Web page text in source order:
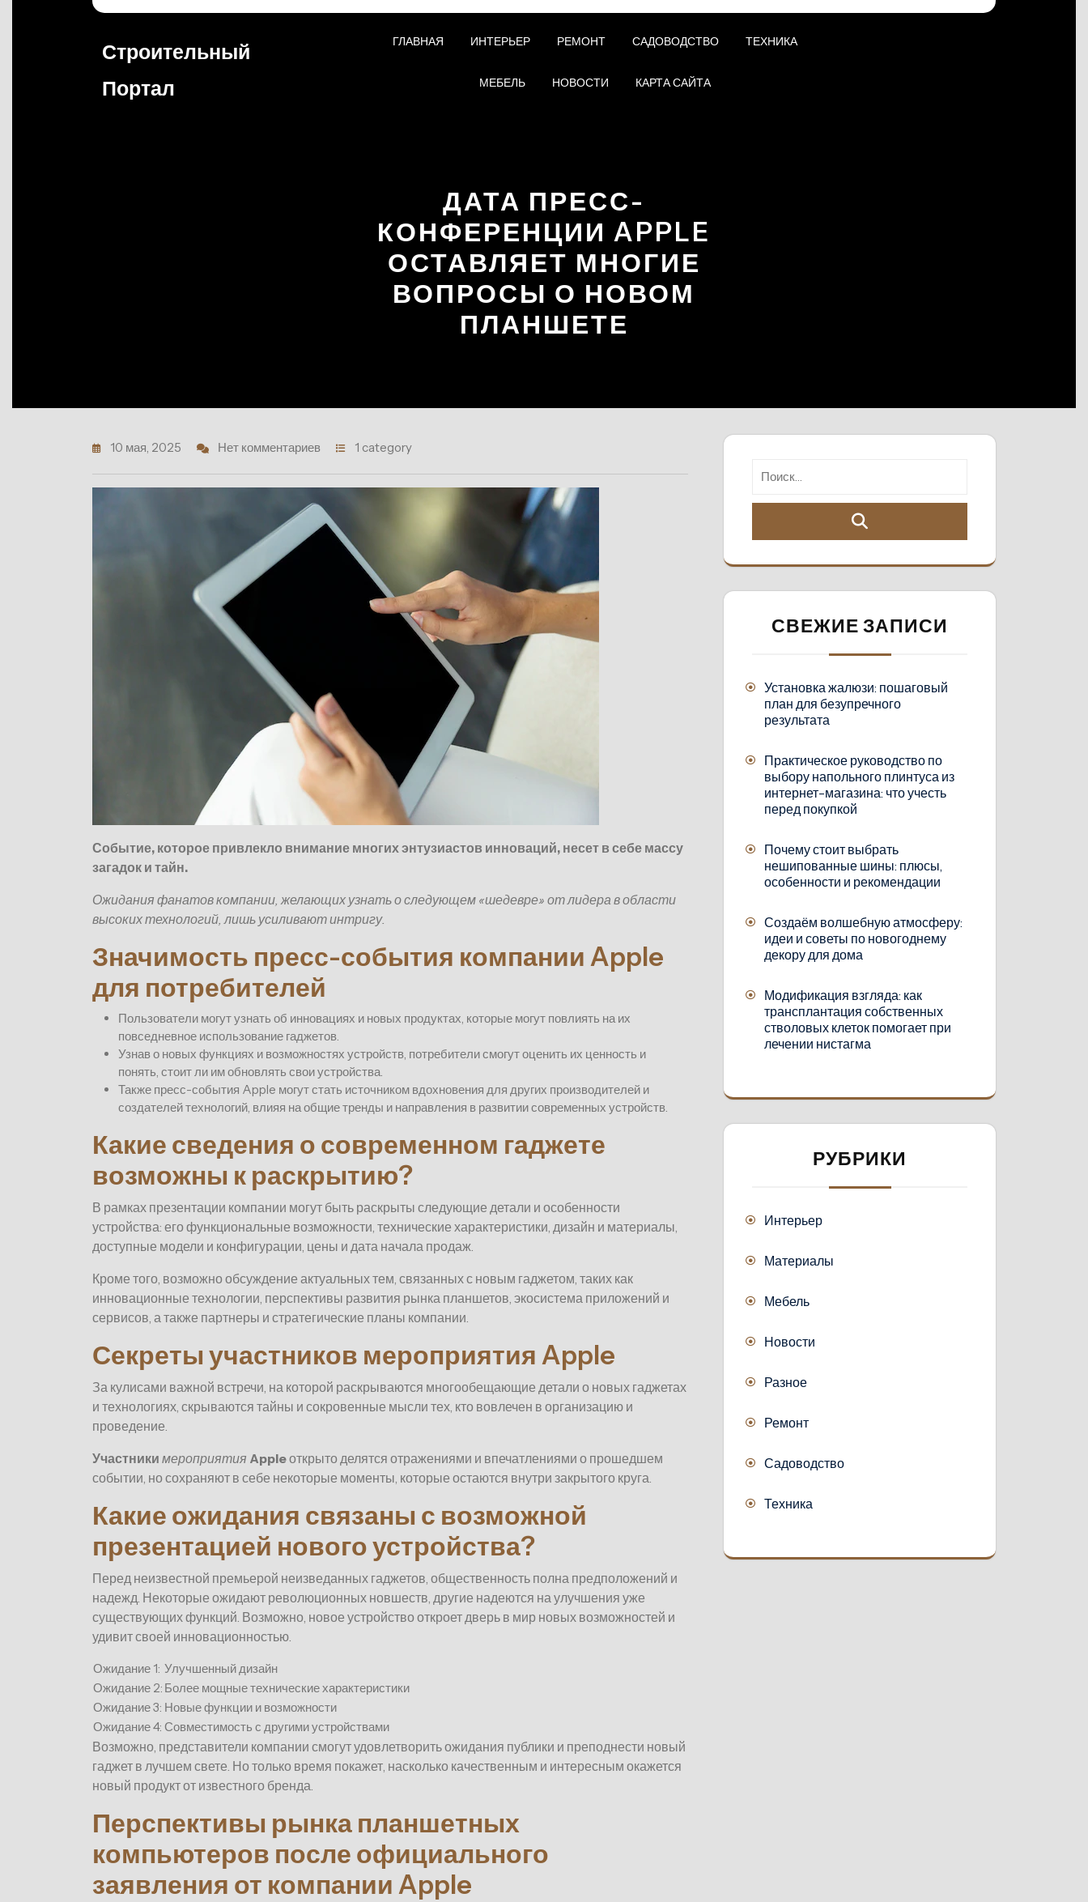
Строительный
Портал
ГЛАВНАЯ ИНТЕРЬЕР РЕМОНТ САДОВОДСТВО ТЕХНИКА
МЕБЕЛЬ НОВОСТИ КАРТА САЙТА
ДАТА ПРЕСС-
КОНФЕРЕНЦИИ APPLE
ОСТАВЛЯЕТ МНОГИЕ
ВОПРОСЫ О НОВОМ
ПЛАНШЕТЕ
10 мая, 2025 Нет комментариев 1 category
Событие, которое привлекло внимание многих энтузиастов инноваций, несет в себе массу
загадок и тайн.
Ожидания фанатов компании, желающих узнать о следующем «шедевре» от лидера в области
высоких технологий, лишь усиливают интригу.
Значимость пресс-события компании Apple
для потребителей
Пользователи могут узнать об инновациях и новых продуктах, которые могут повлиять на их
повседневное использование гаджетов.
Узнав о новых функциях и возможностях устройств, потребители смогут оценить их ценность и
понять, стоит ли им обновлять свои устройства.
Также пресс-события Apple могут стать источником вдохновения для других производителей и
создателей технологий, влияя на общие тренды и направления в развитии современных устройств.
Какие сведения о современном гаджете
возможны к раскрытию?
В рамках презентации компании могут быть раскрыты следующие детали и особенности
устройства: его функциональные возможности, технические характеристики, дизайн и материалы,
доступные модели и конфигурации, цены и дата начала продаж.
Кроме того, возможно обсуждение актуальных тем, связанных с новым гаджетом, таких как
инновационные технологии, перспективы развития рынка планшетов, экосистема приложений и
сервисов, а также партнеры и стратегические планы компании.
Секреты участников мероприятия Apple
За кулисами важной встречи, на которой раскрываются многообещающие детали о новых гаджетах
и технологиях, скрываются тайны и сокровенные мысли тех, кто вовлечен в организацию и
проведение.
Участники мероприятия Appleоткрыто делятся отражениями и впечатлениями о прошедшем
событии, но сохраняют в себе некоторые моменты, которые остаются внутри закрытого круга.
Какие ожидания связаны с возможной
презентацией нового устройства?
Перед неизвестной премьерой неизведанных гаджетов, общественность полна предположений и
надежд. Некоторые ожидают революционных новшеств, другие надеются на улучшения уже
существующих функций. Возможно, новое устройство откроет дверь в мир новых возможностей и
удивит своей инновационностью.
Ожидание 1: Улучшенный дизайн
Ожидание 2: Более мощные технические характеристики
Ожидание 3: Новые функции и возможности
Ожидание 4: Совместимость с другими устройствами
Возможно, представители компании смогут удовлетворить ожидания публики и преподнести новый
гаджет в лучшем свете. Но только время покажет, насколько качественным и интересным окажется
новый продукт от известного бренда.
Перспективы рынка планшетных
компьютеров после официального
заявления от компании Apple
СВЕЖИЕ ЗАПИСИ
Установка жалюзи: пошаговый
план для безупречного
результата
Практическое руководство по
выбору напольного плинтуса из
интернет-магазина: что учесть
перед покупкой
Почему стоит выбрать
нешипованные шины: плюсы,
особенности и рекомендации
Создаём волшебную атмосферу:
идеи и советы по новогоднему
декору для дома
Модификация взгляда: как
трансплантация собственных
стволовых клеток помогает при
лечении нистагма
РУБРИКИ
Интерьер
Материалы
Мебель
Новости
Разное
Ремонт
Садоводство
Техника